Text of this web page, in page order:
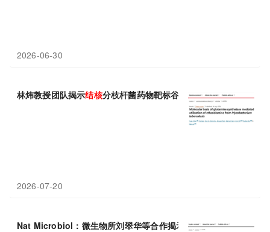
2026-06-30
林炜教授团队揭示结核分枝杆菌药物靶标谷氨酰胺合成酶催化乙醇
2026-07-20
Nat Microbiol：微生物所刘翠华等合作揭示 结核肉芽肿中胆固醇